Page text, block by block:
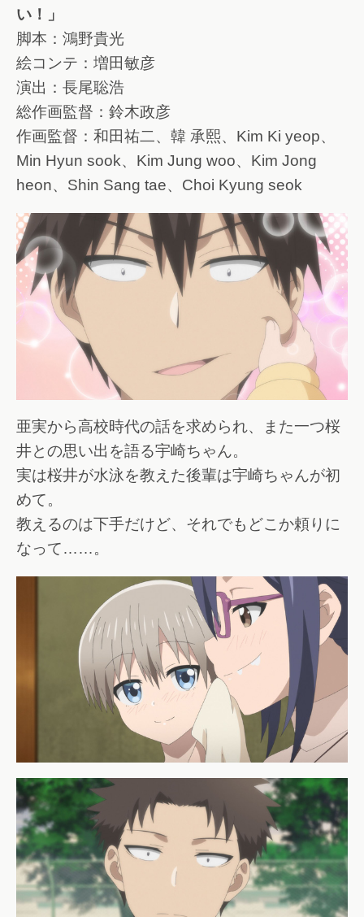
い！」
脚本：鴻野貴光
絵コンテ：増田敏彦
演出：長尾聡浩
総作画監督：鈴木政彦
作画監督：和田祐二、韓 承熙、Kim Ki yeop、
Min Hyun sook、Kim Jung woo、Kim Jong
heon、Shin Sang tae、Choi Kyung seok
亜実から高校時代の話を求められ、また一つ桜
井との思い出を語る宇崎ちゃん。
実は桜井が水泳を教えた後輩は宇崎ちゃんが初
めて。
教えるのは下手だけど、それでもどこか頼りに
なって……。